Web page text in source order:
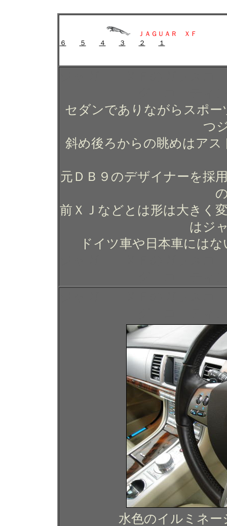
ＪＡＧＵＡＲ ＸＦ
６
５ ４ ３ ２ １
セダンでありながらスポ
つ
斜め後ろからの眺めはア
元ＤＢ９のデザイナーを採
前ＸＪなどとは形は大きく
はジ
ドイツ車や日本車には
水色のイルミネ